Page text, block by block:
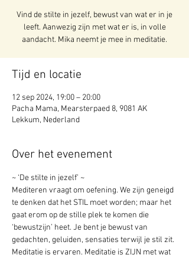
Vind de stilte in jezelf, bewust van wat er in je
leeft. Aanwezig zijn met wat er is, in volle
aandacht. Mika neemt je mee in meditatie.
Tijd en locatie
12 sep 2024, 19:00 – 20:00
Pacha Mama, Mearsterpaed 8, 9081 AK
Lekkum, Nederland
Over het evenement
~ ‘De stilte in jezelf’ ~
Mediteren vraagt om oefening. We zijn geneigd
te denken dat het STIL moet worden; maar het
gaat erom op de stille plek te komen die
‘bewustzijn’ heet. Je bent je bewust van
gedachten, geluiden, sensaties terwijl je stil zit.
Meditatie is ervaren. Meditatie is ZIJN met wat